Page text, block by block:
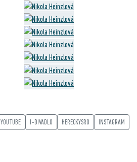
YOUTUBE I-DIVADLO HERECKYSRO
INSTAGRAM